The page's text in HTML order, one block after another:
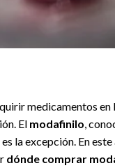
medicamentos
El modafinilo ,
la excepción. En
dónde comprar